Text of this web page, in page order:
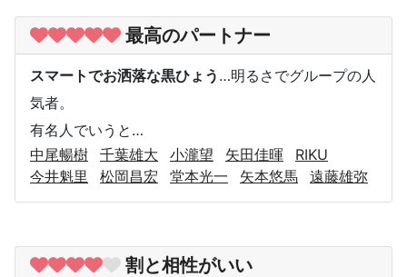
最高のパートナー
スマートでお洒落な黒ひょう …明るさでグループの人
気者。
有名人でいうと…
中尾暢樹
千葉雄大 小瀧望 矢田佳暉
RIKU
今井魁里
松岡昌宏 堂本光一 矢本悠馬 遠藤雄弥
割と相性がいい